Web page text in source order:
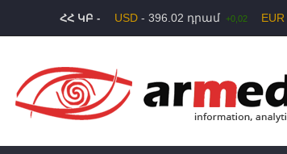
ՀՀ ԿԲ - USD - 396.02 դրամ +0,02 EUR